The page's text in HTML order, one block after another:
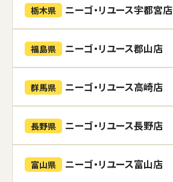
栃木県 ニーゴ・リユース宇都宮店
福島県 ニーゴ・リユース郡山店
群馬県 ニーゴ・リユース高崎店
長野県 ニーゴ・リユース長野店
富山県 ニーゴ・リユース富山店